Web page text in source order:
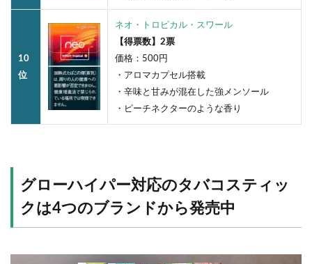
10
位
ネオ・トロピカル・スワール
【得票数】2票
価格：500円
・アロマカプセル搭載
・辛味と甘みが混在した強メンソール
・ピーチネクターのような香り
グローハイパー対応のタバコスティッ
クは4つのブランドから発売中